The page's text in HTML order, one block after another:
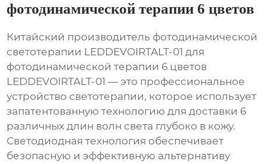
фотодинамической терапии 6 цветов
Китайский производитель фотодинамической
светотерапии LEDDEVOIRTALT-01 для
фотодинамической терапии 6 цветов
LEDDEVOIRTALT-01 — это профессиональное
устройство светотерапии, которое использует
запатентованную технологию для доставки 6
различных длин волн света глубоко в кожу.
Светодиодная технология обеспечивает
безопасную и эффективную альтернативу